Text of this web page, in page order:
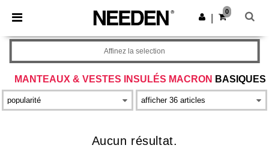
× Appli Needen
Meilleurs prix sur l’app !
Obtenir l'appli
0
MANTEAUX & VESTES INSULÉS MACRON BASIQUES
Affinez la selection
Aucun résultat.